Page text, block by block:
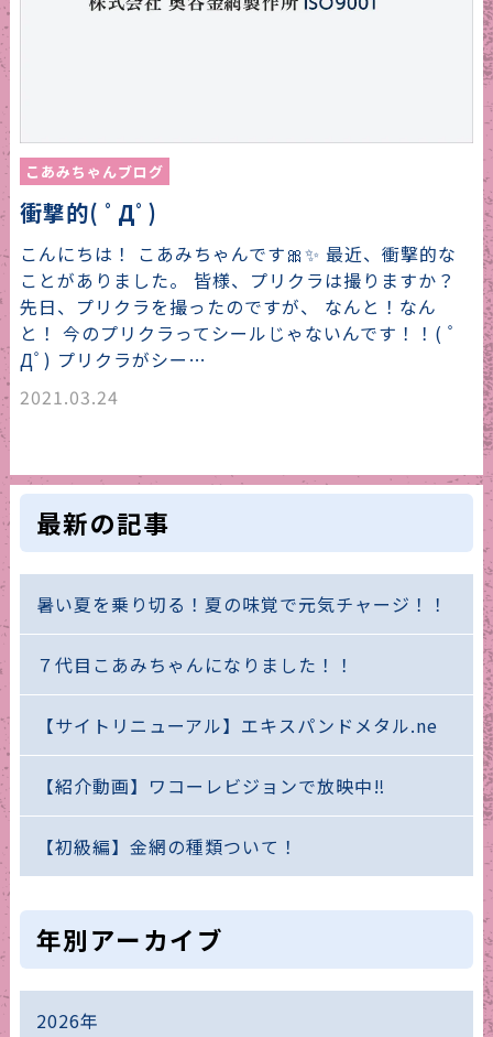
こあみちゃんブログ
衝撃的( ﾟДﾟ)
こんにちは！ こあみちゃんです🎀✨ 最近、衝撃的な
ことがありました。 皆様、プリクラは撮りますか？
先日、プリクラを撮ったのですが、 なんと！なん
と！ 今のプリクラってシールじゃないんです！！( ﾟ
Дﾟ) プリクラがシー…
2021.03.24
最新の記事
暑い夏を乗り切る！夏の味覚で元気チャージ！！
７代目こあみちゃんになりました！！
【サイトリニューアル】エキスパンドメタル.ne
【紹介動画】ワコーレビジョンで放映中‼
【初級編】金網の種類ついて！
年別アーカイブ
2026年